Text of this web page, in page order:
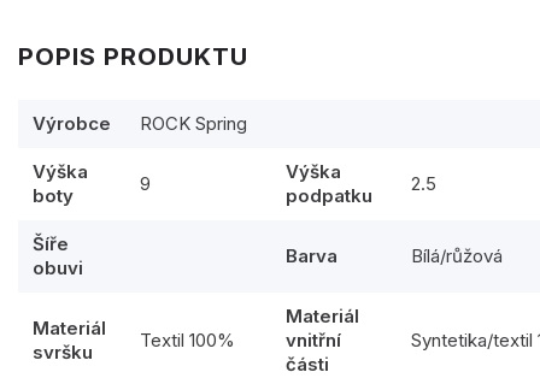
POPIS PRODUKTU
Výrobce ROCK Spring
Výška
boty
9
Výška
podpatku
2.5
Šíře
obuvi
Barva Bílá/růžová
Materiál
svršku
Textil 100%
Materiál
vnitřní
části
Syntetika/textil